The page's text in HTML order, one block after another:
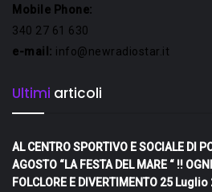
Mobile Phone:
340 27 61 630
e-mail: info@newradiostar.it
Ultimi articoli
AL CENTRO SPORTIVO E SOCIALE DI
AGOSTO “LA FESTA DEL MARE “ !!
FOLCLORE E DIVERTIMENTO 25 Luglio